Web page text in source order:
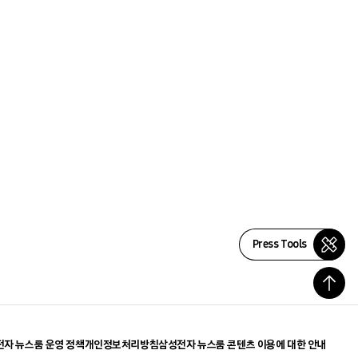
Press Tools
자 뉴스룸 운영 정책개인정보처리방침삼성전자 뉴스룸 콘텐츠 이용에 대한 안내